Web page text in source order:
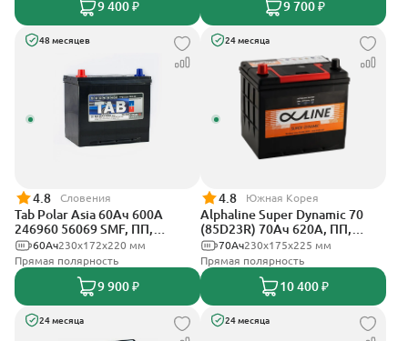
9 400 ₽ 9 700 ₽
48 месяцев
4.8 Словения
Tab Polar Asia 60Ач 600А
246960 56069 SMF, ПП,
стандартные клеммы
230x172x220 мм
60Ач
Прямая полярность
9 900 ₽
24 месяца
4.8 Южная Корея
Alphaline Super Dynamic 70
(85D23R) 70Ач 620А, ПП,
стандартные клеммы
230х175х225 мм
70Ач
Прямая полярность
10 400 ₽
24 месяца 24 месяца